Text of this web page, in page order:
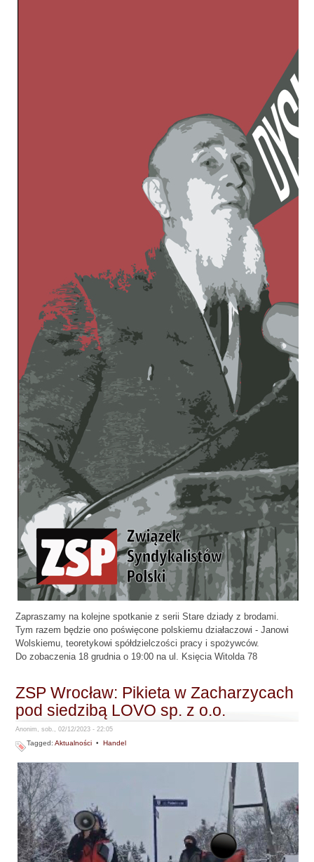
Zapraszamy na kolejne spotkanie z serii Stare dziady z brodami.
Tym razem będzie ono poświęcone polskiemu działaczowi - Janowi
Wolskiemu, teoretykowi spółdzielczości pracy i spożywców.
Do zobaczenia 18 grudnia o 19:00 na ul. Księcia Witolda 78
ZSP Wrocław: Pikieta w Zacharzycach
pod siedzibą LOVO sp. z o.o.
Anonim, sob., 02/12/2023 - 22:05
Tagged:Aktualności •Handel